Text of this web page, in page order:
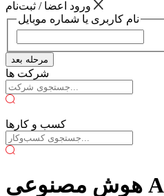
نام کاربری یا شماره موبایل
مرحله بعد
شرکت ها
کسب و کارها
هوش مصنوعی Adobe Express؛